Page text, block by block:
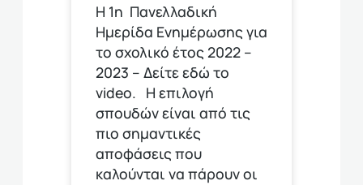
Η 1η Πανελλαδική
Ημερίδα Ενημέρωσης για
το σχολικό έτος 2022 –
2023 – Δείτε εδώ το
video. Η επιλογή
σπουδών είναι από τις
πιο σημαντικές
αποφάσεις που
καλούνται να πάρουν οι